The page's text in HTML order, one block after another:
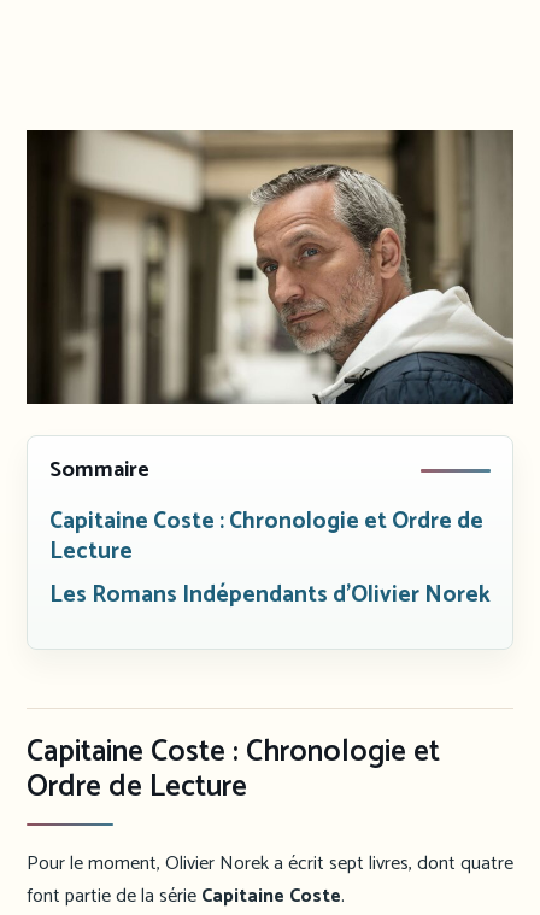
Sommaire
Capitaine Coste : Chronologie et Ordre de
Lecture
Les Romans Indépendants d’Olivier Norek
Capitaine Coste : Chronologie et
Ordre de Lecture
Pour le moment, Olivier Norek a écrit sept livres, dont quatre
font partie de la sérieCapitaine Coste.